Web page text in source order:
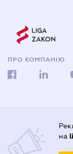
ПРО КОМПАНІЮ
на